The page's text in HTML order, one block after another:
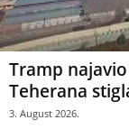
Tramp
Teherana
3. August 2026.